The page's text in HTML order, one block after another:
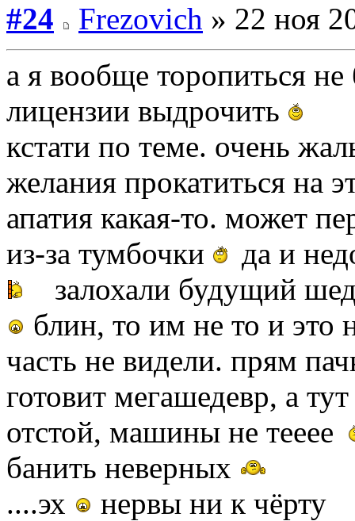
#24
Frezovich » 22 ноя
а я вообще торопиться
лицензии выдрочить
кстати по теме. очень
желания прокатиться на
апатия какая-то. может
из-за тумбочки
да и
залохали будущий
блин, то им не то и это
часть не видели. прям
готовит мегашедевр, а
отстой, машины не тееее
банить неверных
....эх
нервы ни к чёрту